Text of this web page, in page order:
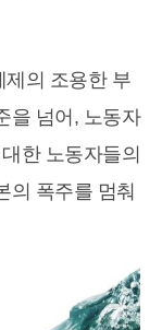
제의 조용한 부
을 넘어, 노동자
한 노동자들의
의 폭주를 멈춰